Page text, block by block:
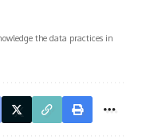
the data practices in